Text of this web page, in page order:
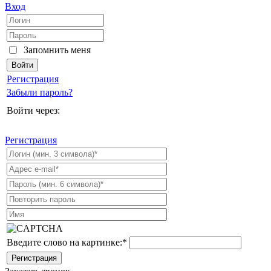
Вход
Запомнить меня
Регистрация
Забыли пароль?
Войти через:
Регистрация
Введите слово на картинке:*